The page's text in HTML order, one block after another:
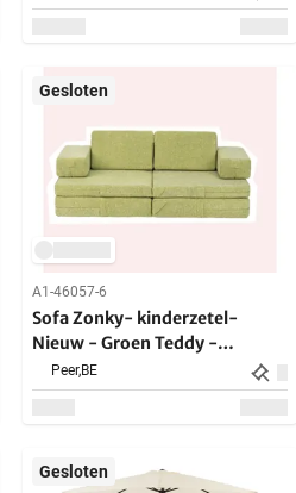
Gesloten
A1-46057-6
Sofa Zonky- kinderzetel-
Nieuw - Groen Teddy -
136x68x46cm
Peer,BE
Gesloten